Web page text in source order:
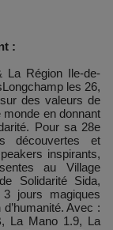
:
La Région Ile-de-
les 26,
des valeurs de
monde en donnant
Pour sa 28e
découvertes et
inspirants,
au Village
Solidarité Sida,
3 jours magiques
Avec :
La Mano 1.9, La